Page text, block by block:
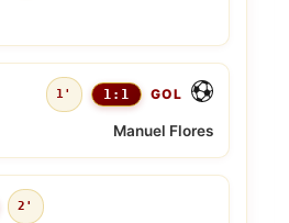
1' 1:1 GOL
Manuel Flores
2'